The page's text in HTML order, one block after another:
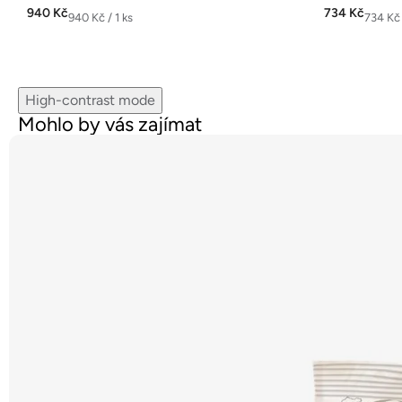
z
940 KčMěrná
940 Kč / 1 ks
z
734 KčMěrná
734 Kč
High-contrast mode
Mohlo by vás zajímat